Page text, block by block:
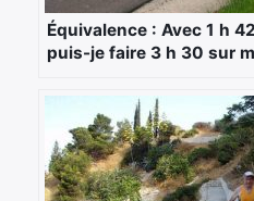
Équivalence : Avec 1 h
puis-je faire 3 h 30 sur